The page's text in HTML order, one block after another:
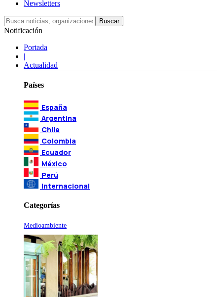
Newsletters
Notificación
Portada
|
Actualidad
Países
España
Argentina
Chile
Colombia
Ecuador
México
Perú
Internacional
Categorías
Medioambiente